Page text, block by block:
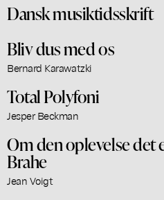
Dansk musiktidsskrift
Bliv dus med os
Bernard Karawatzki
Total Polyfoni
Jesper Beckman
Om den oplevelse det
Brahe
Jean Voigt